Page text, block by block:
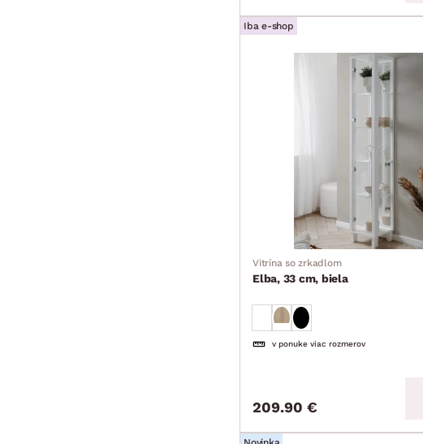
Iba e-shop
Vitrína so zrkadlom
Elba, 33 cm, biela
v ponuke viac rozmerov
209.90 €